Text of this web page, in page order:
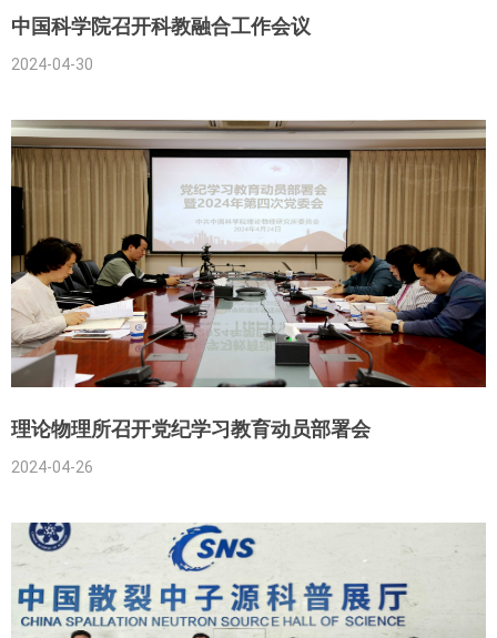
中国科学院召开科教融合工作会议
2024-04-30
理论物理所召开党纪学习教育动员部署会
2024-04-26